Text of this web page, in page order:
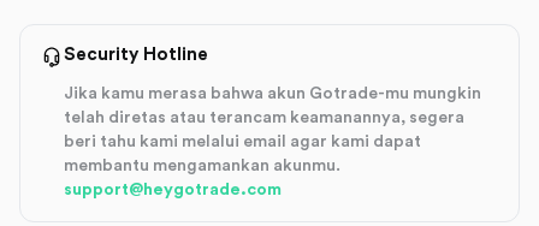
Security Hotline
Jika kamu merasa bahwa akun Gotrade-mu mungkin
telah diretas atau terancam keamanannya, segera
beri tahu kami melalui email agar kami dapat
membantu mengamankan akunmu.
support@heygotrade.com